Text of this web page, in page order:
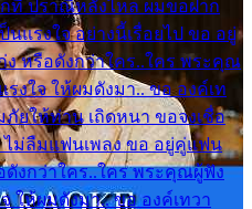
ที่ ปราณีหลั่งไหล ผมขอฝาก
นแรงใจ อย่างนี้เรื่อยไป ขอ อยู่
ง หรือดังกว่าใคร..ใคร พระคุณ
งใจ ให้ผมดังมา.. ขอ องค์เท
ยให้ท่าน เถิดหนา ขอจงเชื่อ
ไม่ลืมแฟนเพลง ขอ อยู่คู่แฟน
ดังกว่าใคร..ใคร พระคุณผู้ฟัง
ให้ผมดังมา.. ขอ องค์เทวา